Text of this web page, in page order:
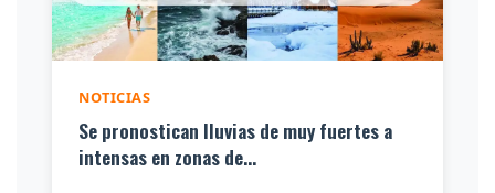
NOTICIAS
Se pronostican lluvias de muy fuertes a
intensas en zonas de...